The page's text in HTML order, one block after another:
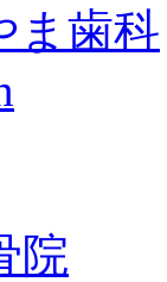
ま歯科
院